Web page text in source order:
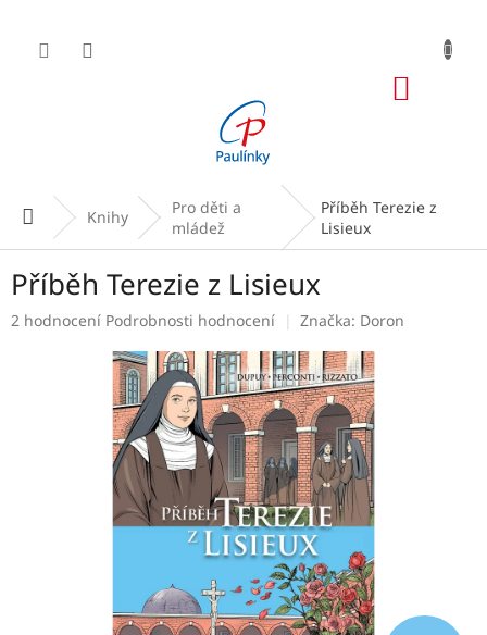
obsah
Domů Knihy
Pro děti a
mládež
Příběh Terezie z
Lisieux
Příběh Terezie z Lisieux
Průměrné
2 hodnocení Podrobnosti hodnocení Značka: Doron